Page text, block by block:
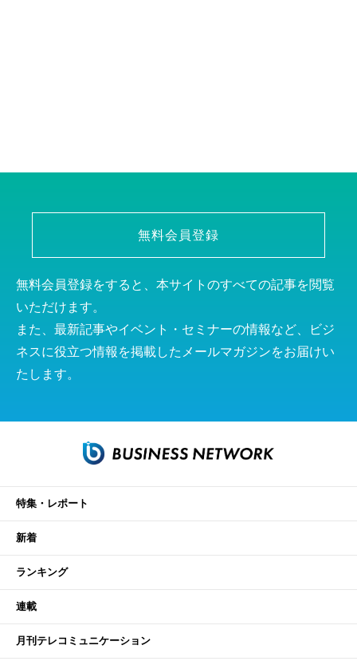
無料会員登録
無料会員登録をすると、本サイトのすべての記事を閲覧
いただけます。
また、最新記事やイベント・セミナーの情報など、ビジ
ネスに役立つ情報を掲載したメールマガジンをお届けい
たします。
特集・レポート
新着
ランキング
連載
月刊テレコミュニケーション